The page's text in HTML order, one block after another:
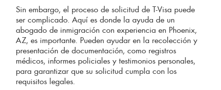
Sin embargo, el proceso de solicitud de T-Visa puede
ser complicado. Aquí es donde la ayuda de un
abogado de inmigración con experiencia en Phoenix,
AZ, es importante. Pueden ayudar en la recolección y
presentación de documentación, como registros
médicos, informes policiales y testimonios personales,
para garantizar que su solicitud cumpla con los
requisitos legales.